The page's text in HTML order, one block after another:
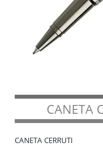
CANETA
CANETA CERRUTI